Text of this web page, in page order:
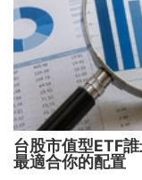
台股市值型ETF
最適合你的配置